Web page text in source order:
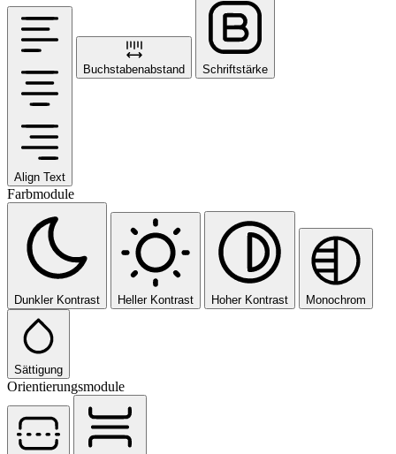
Align Text
Buchstabenabstand Schriftstärke
Farbmodule
Dunkler Kontrast Heller Kontrast Hoher Kontrast Monochrom
Sättigung
Orientierungsmodule